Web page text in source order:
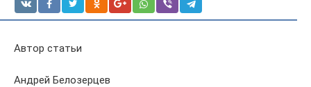
Автор статьи
Андрей Белозерцев